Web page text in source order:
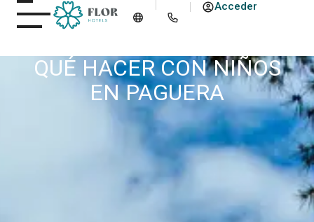
Acceder
QUÉ HACER CON NIÑOS
EN PAGUERA